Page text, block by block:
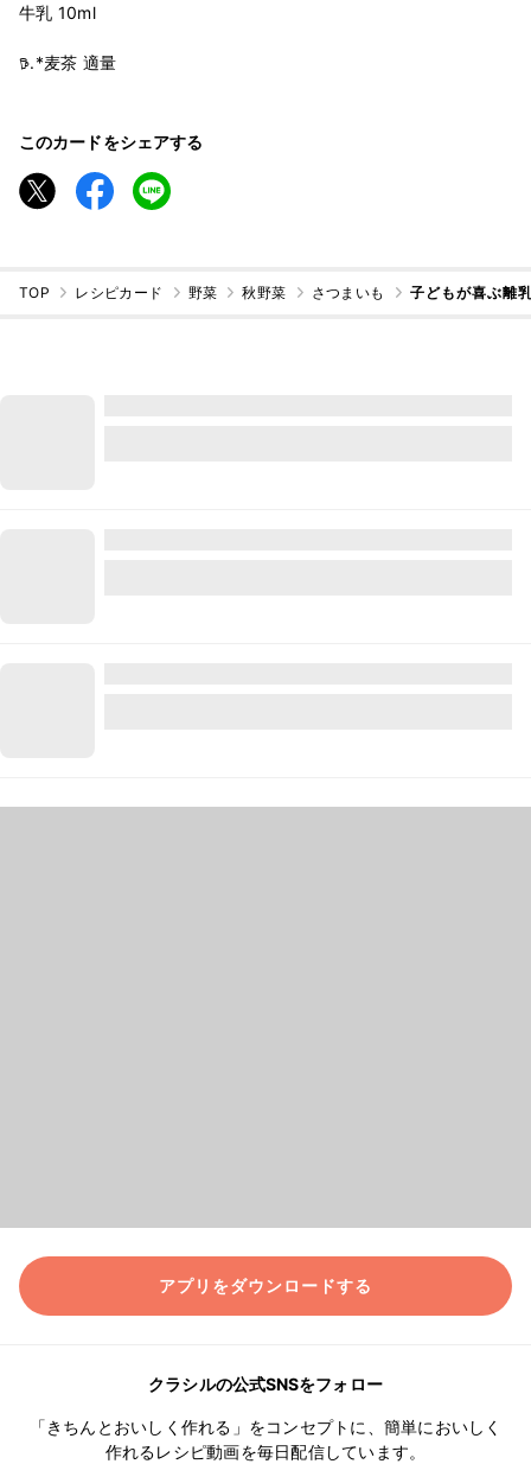
牛乳 10ml
𖠚.*麦茶 適量
このカードをシェアする
TOP レシピカード 野菜 秋野菜 さつまいも 子どもが喜ぶ離
アプリをダウンロードする
クラシルの公式SNSをフォロー
「きちんとおいしく作れる」をコンセプトに、簡単においしく
作れるレシピ動画を毎日配信しています。